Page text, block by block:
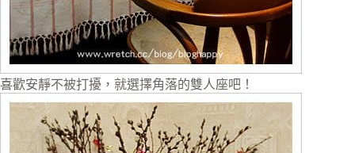
喜歡安靜不被打擾，就選擇角落的雙人座吧！